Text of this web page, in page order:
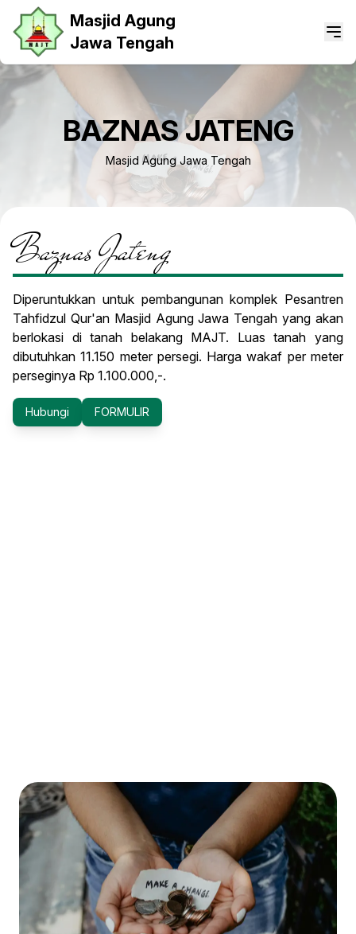
Masjid Agung
Jawa Tengah
BAZNAS JATENG
Masjid Agung Jawa Tengah
Baznas Jateng
Diperuntukkan untuk pembangunan komplek Pesantren
Tahfidzul Qur'an Masjid Agung Jawa Tengah yang akan
berlokasi di tanah belakang MAJT. Luas tanah yang
dibutuhkan 11.150 meter persegi. Harga wakaf per meter
perseginya Rp 1.100.000,-.
Hubungi FORMULIR